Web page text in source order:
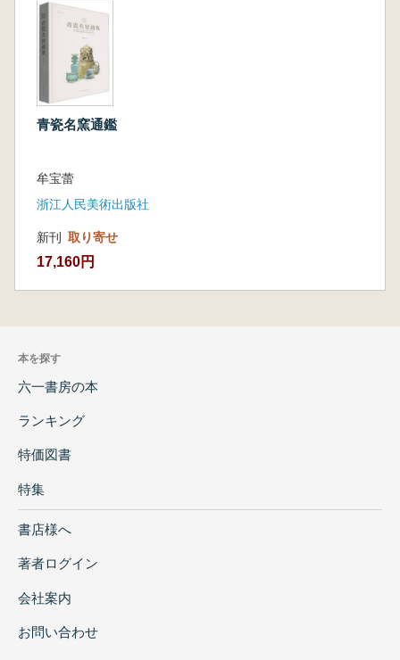
青瓷名窯通鑑
牟宝蕾
浙江人民美術出版社
新刊 取り寄せ
17,160円
本を探す
六一書房の本
ランキング
特価図書
特集
書店様へ
著者ログイン
会社案内
お問い合わせ